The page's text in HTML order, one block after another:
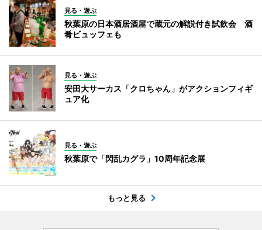
見る・遊ぶ
秋葉原の日本酒居酒屋で蔵元の解説付き試飲会 酒
肴ビュッフェも
見る・遊ぶ
安田大サーカス「クロちゃん」がアクションフィギ
ュア化
見る・遊ぶ
秋葉原で「閃乱カグラ」10周年記念展
もっと見る